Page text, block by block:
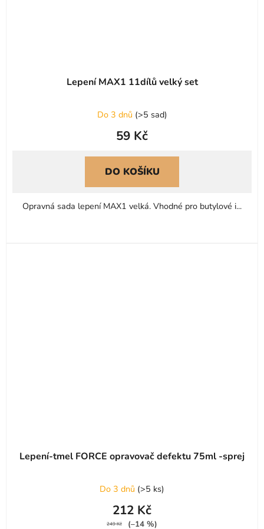
Lepení MAX1 11dílů velký set
Do 3 dnů (>5 sad)
59 Kč
DO KOŠÍKU
Opravná sada lepení MAX1 velká. Vhodné pro butylové i...
Lepení-tmel FORCE opravovač defektu 75ml -sprej
Do 3 dnů (>5 ks)
212 Kč
249 Kč (–14 %)